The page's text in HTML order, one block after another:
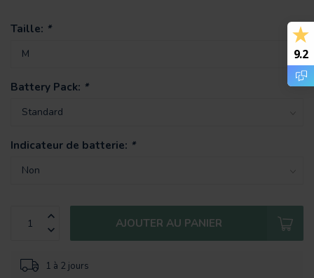
Taille: *
Battery Pack: *
Indicateur de batterie: *
AJOUTER AU PANIER
1 à 2 jours
9.2